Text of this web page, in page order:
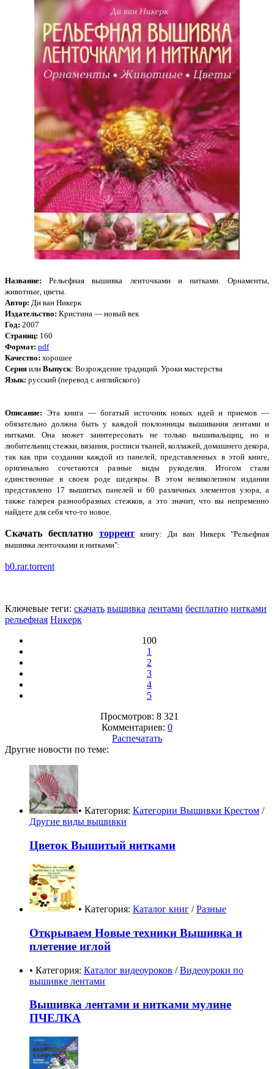
Название: Рельефная вышивка ленточками и нитками. Орнаменты,
животные, цветы.
Автор: Ди ван Никерк
Издательство: Кристина — новый век
Год: 2007
Страниц: 160
Формат: pdf
Качество: хорошее
Серия или Выпуск: Возрождение традиций. Уроки мастерства
Язык: русский (перевод с английского)
Описание: Эта книга — богатый источник новых идей и приемов —
обязательно должна быть у каждой поклонницы вышивания лентами и
нитками. Она может заинтересовать не только вышивальщиц, но и
любительниц стежки, вязания, росписи тканей, коллажей, домашнего декора,
так как при создании каждой из панелей, представленных в этой книге,
оригинально сочетаются разные виды рукоделия. Итогом стали
единственные в своем роде шедевры. В этом великолепном издании
представлено 17 вышитых панелей и 60 различных элементов узора, а
также галерея разнообразных стежков, а это значит, что вы непременно
найдете для себя что-то новое.
Скачать бесплатно торрент книгу: Ди ван Никерк "Рельефная
вышивка ленточками и нитками":
b0.rar.torrent
Ключевые теги: скачать вышивка лентами бесплатно нитками
рельефная Никерк
100
1
2
3
4
5
Просмотров: 8 321
Комментариев: 0
Распечатать
Другие новости по теме:
• Категория: Категории Вышивки Крестом /
Другие виды вышивки
Цветок Вышитый нитками
• Категория: Каталог книг /Разные
Открываем Новые техники Вышивка и
плетение иглой
• Категория: Каталог видеоуроков /Видеоуроки по
вышивке лентами
Вышивка лентами и нитками мулине
ПЧЕЛКА